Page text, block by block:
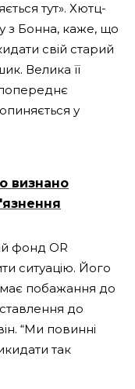
тут». Хютц-
з Бонна, каже, що
свій старий
Велика її
у
визнано
фонд OR
ситуацію. Його
побажання до
до
“Ми повинні
так